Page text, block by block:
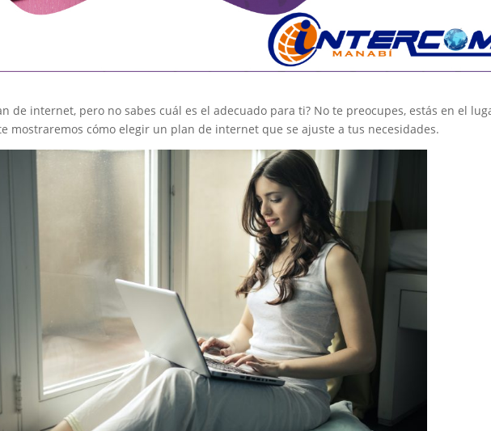
de internet, pero no sabes cuál es el adecuado para ti? No te preocupes, estás en el
mostraremos cómo elegir un plan de internet que se ajuste a tus necesidades.